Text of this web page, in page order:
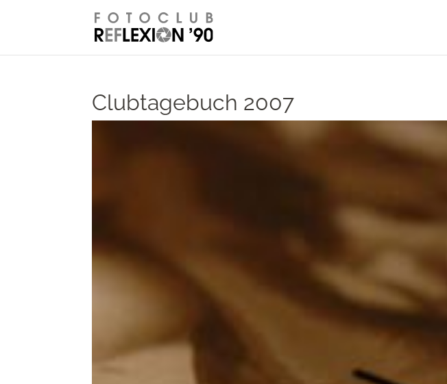
// Disable right-click from images
Clubtagebuch 2007